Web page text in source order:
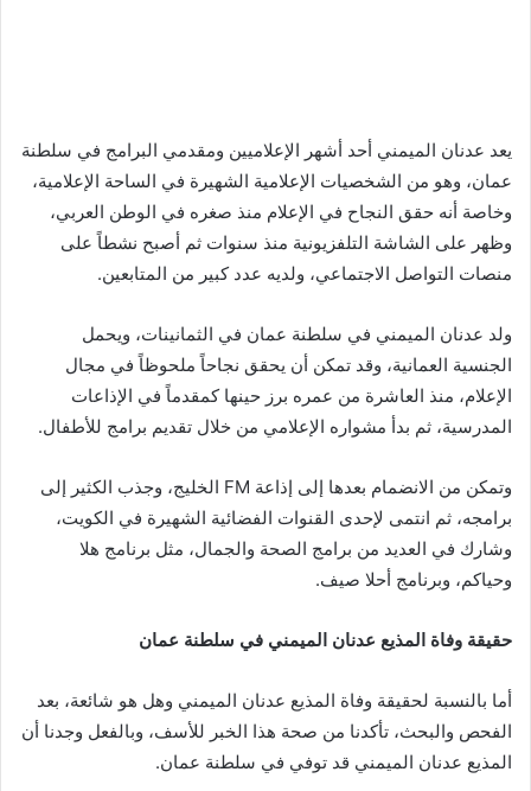
يعد عدنان الميمني أحد أشهر الإعلاميين ومقدمي البرامج في سلطنة
عمان، وهو من الشخصيات الإعلامية الشهيرة في الساحة الإعلامية،
وخاصة أنه حقق النجاح في الإعلام منذ صغره في الوطن العربي،
وظهر على الشاشة التلفزيونية منذ سنوات ثم أصبح نشطاً على
منصات التواصل الاجتماعي، ولديه عدد كبير من المتابعين.
ولد عدنان الميمني في سلطنة عمان في الثمانينات، ويحمل
الجنسية العمانية، وقد تمكن أن يحقق نجاحاً ملحوظاً في مجال
الإعلام، منذ العاشرة من عمره برز حينها كمقدماً في الإذاعات
المدرسية، ثم بدأ مشواره الإعلامي من خلال تقديم برامج للأطفال.
وتمكن من الانضمام بعدها إلى إذاعة FM الخليج، وجذب الكثير إلى
برامجه، ثم انتمى لإحدى القنوات الفضائية الشهيرة في الكويت،
وشارك في العديد من برامج الصحة والجمال، مثل برنامج هلا
وحياكم، وبرنامج أحلا صيف.
حقيقة وفاة المذيع عدنان الميمني في سلطنة عمان
أما بالنسبة لحقيقة وفاة المذيع عدنان الميمني وهل هو شائعة، بعد
الفحص والبحث، تأكدنا من صحة هذا الخبر للأسف، وبالفعل وجدنا أن
المذيع عدنان الميمني قد توفي في سلطنة عمان.